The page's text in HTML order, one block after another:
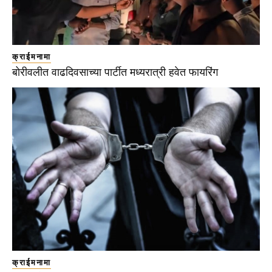
क्राईमनामा
बोरीवलीत वाढदिवसाच्या पार्टीत मध्यरात्री हवेत फायरिंग
क्राईमनामा